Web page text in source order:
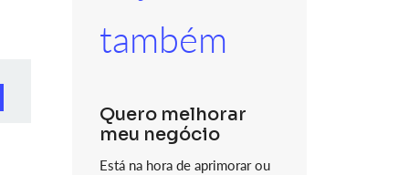
também
Quero melhorar
meu negócio
Está na hora de aprimorar ou